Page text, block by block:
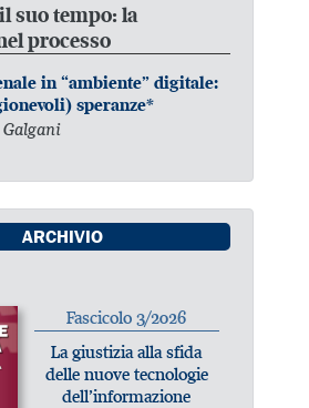
suo tempo: la
processo
in “ambiente” digitale:
speranze*
ARCHIVIO
Fascicolo 3/2026
La giustizia alla sfida
delle nuove tecnologie
dell’informazione